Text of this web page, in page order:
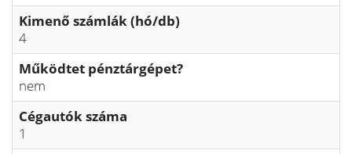
Kimenő számlák (hó/db)
4
Működtet pénztárgépet?
nem
Cégautók száma
1